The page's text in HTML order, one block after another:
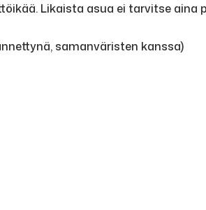
Likaista asua ei tarvitse aina
samanväristen kanssa)